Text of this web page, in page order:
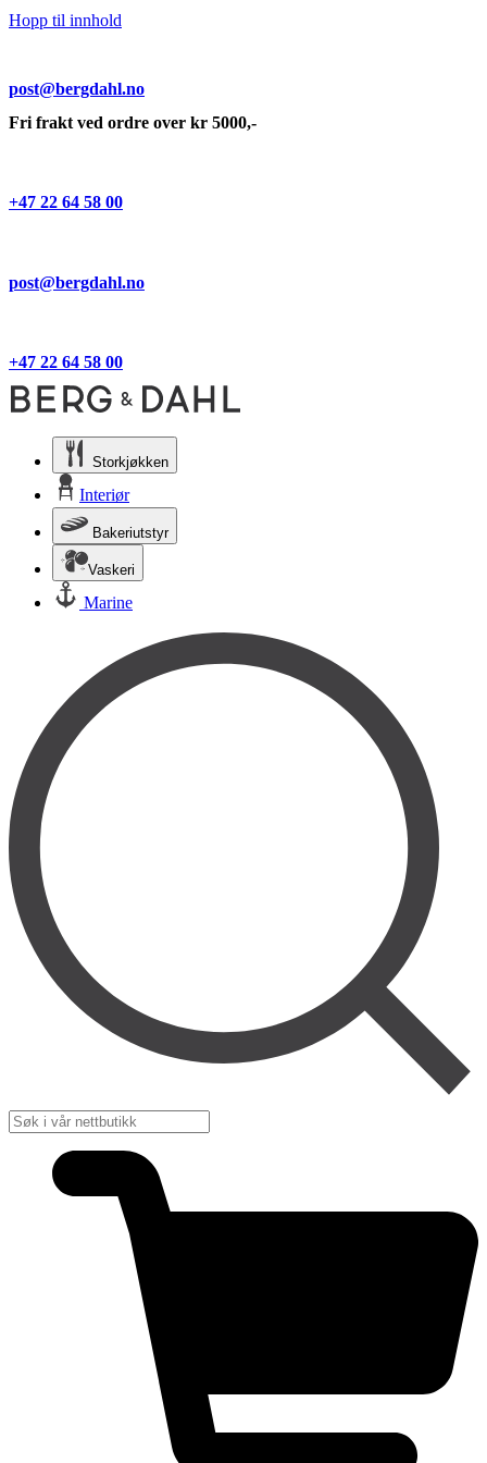
Hopp til innhold
post@bergdahl.no
Fri frakt ved ordre over kr 5000,-
+47 22 64 58 00
post@bergdahl.no
+47 22 64 58 00
Storkjøkken
Interiør
Bakeriutstyr
Vaskeri
Marine